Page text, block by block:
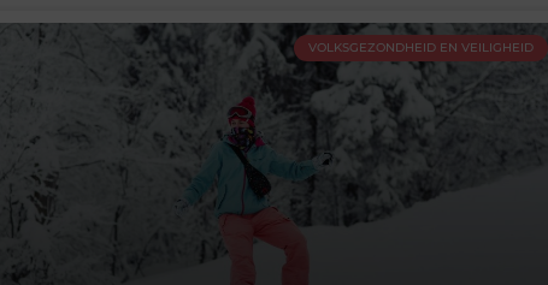
VOLKSGEZONDHEID EN VEILIGHEID